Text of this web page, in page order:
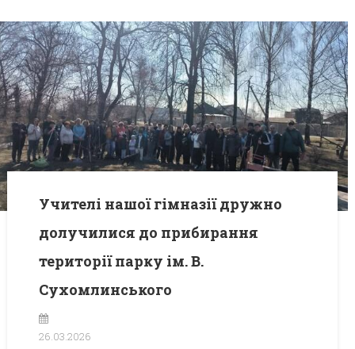
Учителі нашої гімназії дружно
долучилися до прибирання
території парку ім. В.
Сухомлинського
26.03.2026